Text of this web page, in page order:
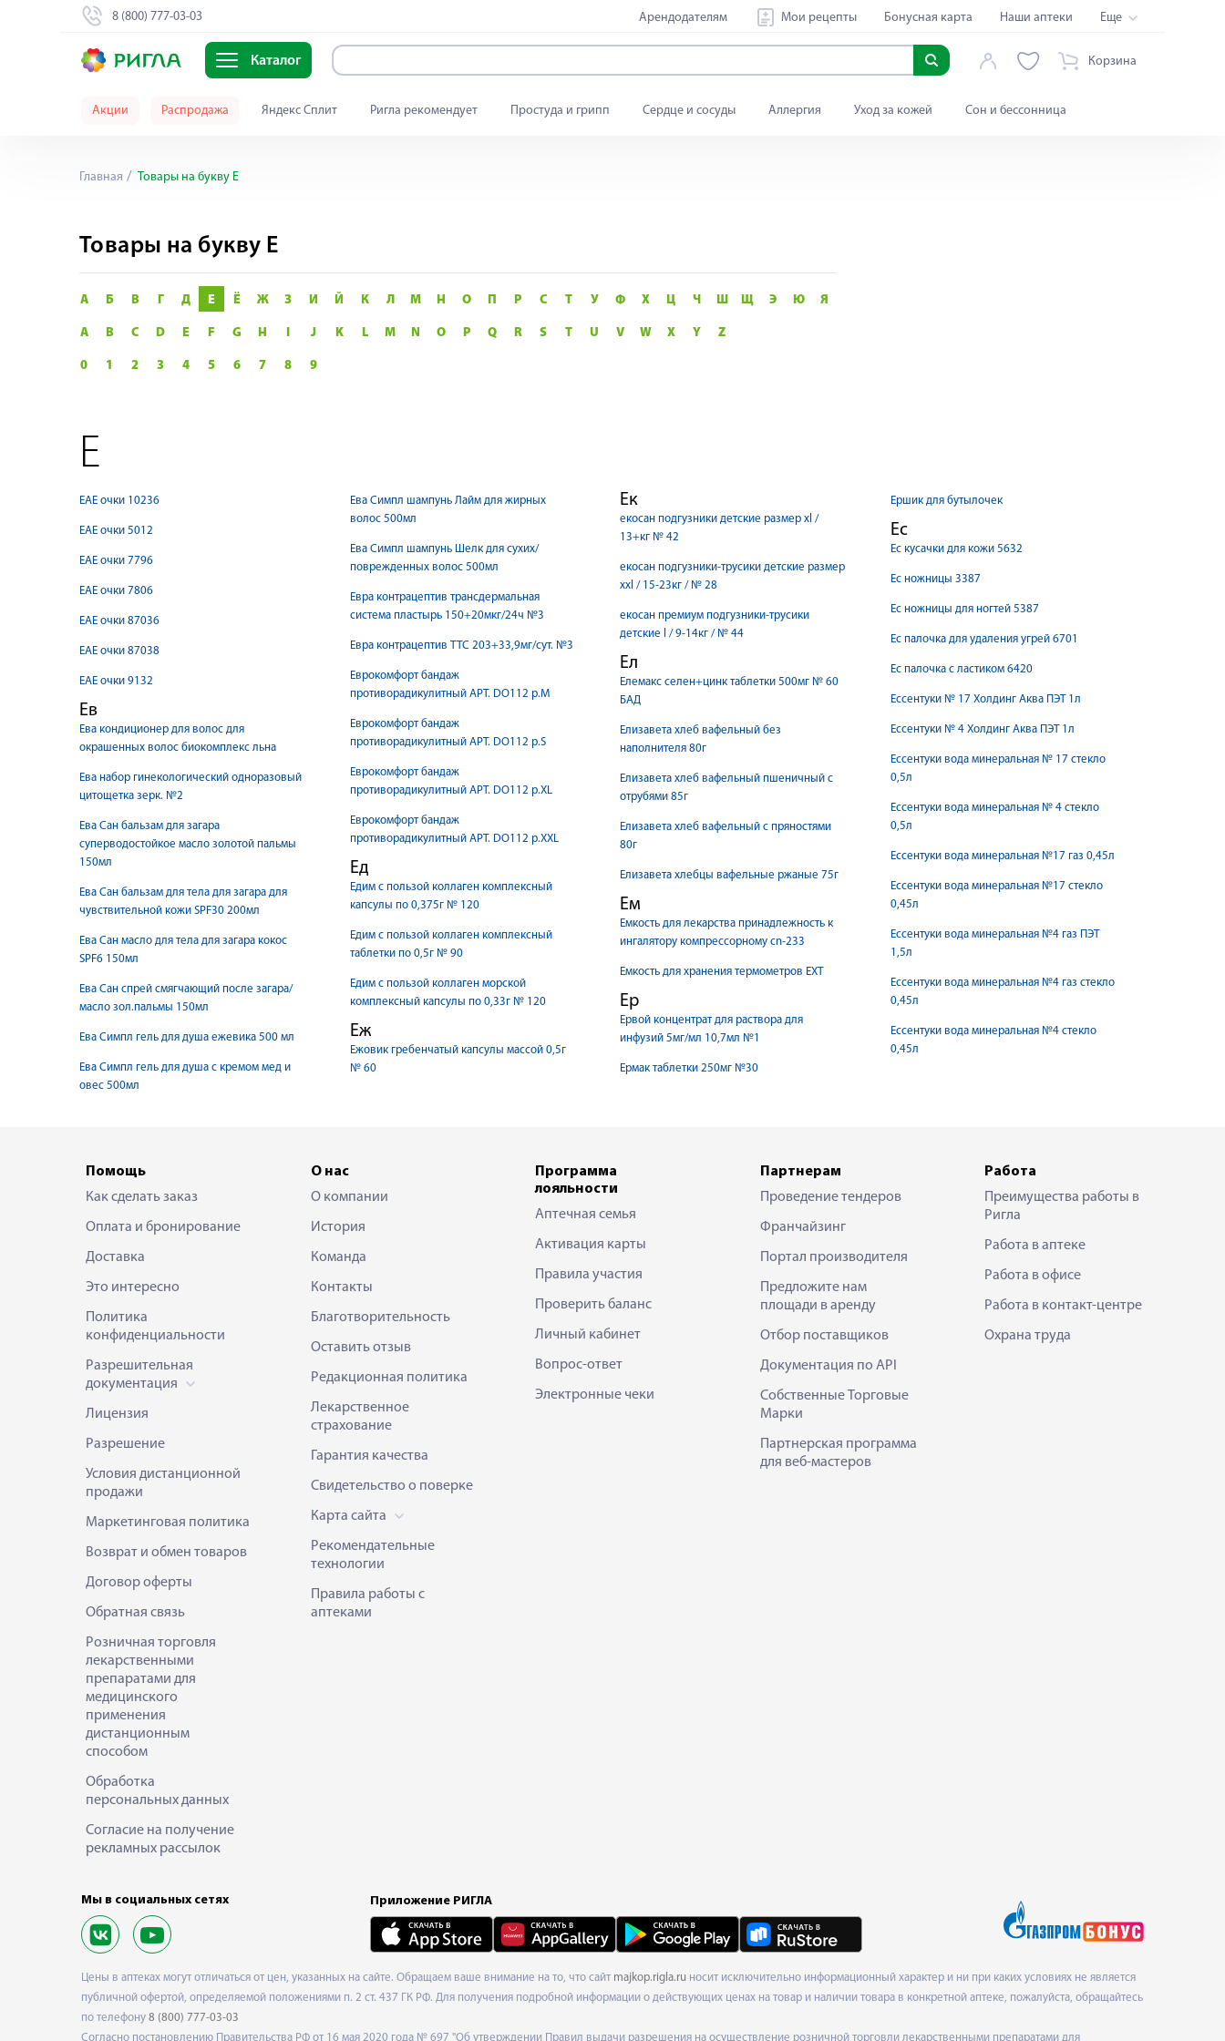
8 (800) 777-03-03 Арендодателям Мои рецепты Бонусная карта Наши аптеки Еще
Каталог Корзина
Акции Распродажа Яндекс Сплит Ригла рекомендует Простуда и грипп Сердце и сосуды Аллергия Уход за кожей Сон и бессонница
Главная Товары на букву Е
Товары на букву Е
А Б В Г Д Е Ё Ж З И Й К Л М Н О П Р С Т У Ф Х Ц Ч Ш Щ Э Ю Я
A B C D E F G H I J K L M N O P Q R S T U V W X Y Z
0 1 2 3 4 5 6 7 8 9
Е
ЕАЕ очки 10236
ЕАЕ очки 5012
ЕАЕ очки 7796
ЕАЕ очки 7806
ЕАЕ очки 87036
ЕАЕ очки 87038
ЕАЕ очки 9132
Ев
Ева кондиционер для волос для
окрашенных волос биокомплекс льна
Ева набор гинекологический одноразовый
цитощетка зерк. №2
Ева Сан бальзам для загара
суперводостойкое масло золотой пальмы
150мл
Ева Сан бальзам для тела для загара для
чувствительной кожи SPF30 200мл
Ева Сан масло для тела для загара кокос
SPF6 150мл
Ева Сан спрей смягчающий после загара/
масло зол.пальмы 150мл
Ева Симпл гель для душа ежевика 500 мл
Ева Симпл гель для душа с кремом мед и
овес 500мл
Ева Симпл шампунь Лайм для жирных
волос 500мл
Ева Симпл шампунь Шелк для сухих/
поврежденных волос 500мл
Евра контрацептив трансдермальная
система пластырь 150+20мкг/24ч №3
Евра контрацептив ТТС 203+33,9мг/сут. №3
Еврокомфорт бандаж
противорадикулитный АРТ. DO112 р.M
Еврокомфорт бандаж
противорадикулитный АРТ. DO112 р.S
Еврокомфорт бандаж
противорадикулитный АРТ. DO112 р.XL
Еврокомфорт бандаж
противорадикулитный АРТ. DO112 р.XXL
Ед
Едим с пользой коллаген комплексный
капсулы по 0,375г № 120
Едим с пользой коллаген комплексный
таблетки по 0,5г № 90
Едим с пользой коллаген морской
комплексный капсулы по 0,33г № 120
Еж
Ежовик гребенчатый капсулы массой 0,5г
№ 60
Ек
екосан подгузники детские размер xl /
13+кг № 42
екосан подгузники-трусики детские размер
xxl / 15-23кг / № 28
екосан премиум подгузники-трусики
детские l / 9-14кг / № 44
Ел
Елемакс селен+цинк таблетки 500мг № 60
БАД
Елизавета хлеб вафельный без
наполнителя 80г
Елизавета хлеб вафельный пшеничный с
отрубями 85г
Елизавета хлеб вафельный с пряностями
80г
Елизавета хлебцы вафельные ржаные 75г
Ем
Емкость для лекарства принадлежность к
ингалятору компрессорному cn-233
Емкость для хранения термометров EXT
Ер
Ервой концентрат для раствора для
инфузий 5мг/мл 10,7мл №1
Ермак таблетки 250мг №30
Ершик для бутылочек
Ес
Ес кусачки для кожи 5632
Ес ножницы 3387
Ес ножницы для ногтей 5387
Ес палочка для удаления угрей 6701
Ес палочка с ластиком 6420
Ессентуки № 17 Холдинг Аква ПЭТ 1л
Ессентуки № 4 Холдинг Аква ПЭТ 1л
Ессентуки вода минеральная № 17 стекло
0,5л
Ессентуки вода минеральная № 4 стекло
0,5л
Ессентуки вода минеральная №17 газ 0,45л
Ессентуки вода минеральная №17 стекло
0,45л
Ессентуки вода минеральная №4 газ ПЭТ
1,5л
Ессентуки вода минеральная №4 газ стекло
0,45л
Ессентуки вода минеральная №4 стекло
0,45л
Помощь
Как сделать заказ
Оплата и бронирование
Доставка
Это интересно
Политика
конфиденциальности
Разрешительная
документация
Лицензия
Разрешение
Условия дистанционной
продажи
Маркетинговая политика
Возврат и обмен товаров
Договор оферты
Обратная связь
Розничная торговля
лекарственными
препаратами для
медицинского
применения
дистанционным
способом
Обработка
персональных данных
Согласие на получение
рекламных рассылок
О нас
О компании
История
Команда
Контакты
Благотворительность
Оставить отзыв
Редакционная политика
Лекарственное
страхование
Гарантия качества
Свидетельство о поверке
Карта сайта
Рекомендательные
технологии
Правила работы с
аптеками
Программа
лояльности
Аптечная семья
Активация карты
Правила участия
Проверить баланс
Личный кабинет
Вопрос-ответ
Электронные чеки
Партнерам
Проведение тендеров
Франчайзинг
Портал производителя
Предложите нам
площади в аренду
Отбор поставщиков
Документация по API
Собственные Торговые
Марки
Партнерская программа
для веб-мастеров
Работа
Преимущества работы в
Ригла
Работа в аптеке
Работа в офисе
Работа в контакт-центре
Охрана труда
Мы в социальных сетях Приложение РИГЛА
Цены в аптеках могут отличаться от цен, указанных на сайте. Обращаем ваше внимание на то, что сайт majkop.rigla.ru носит исключительно информационный характер и ни при каких условиях не является
публичной офертой, определяемой положениями п. 2 ст. 437 ГК РФ. Для получения подробной информации о действующих ценах на товар и наличии товара в конкретной аптеке, пожалуйста, обращайтесь
по телефону 8 (800) 777-03-03
Согласно постановлению Правительства РФ от 16 мая 2020 года № 697 "Об утверждении Правил выдачи разрешения на осуществление розничной торговли лекарственными препаратами для